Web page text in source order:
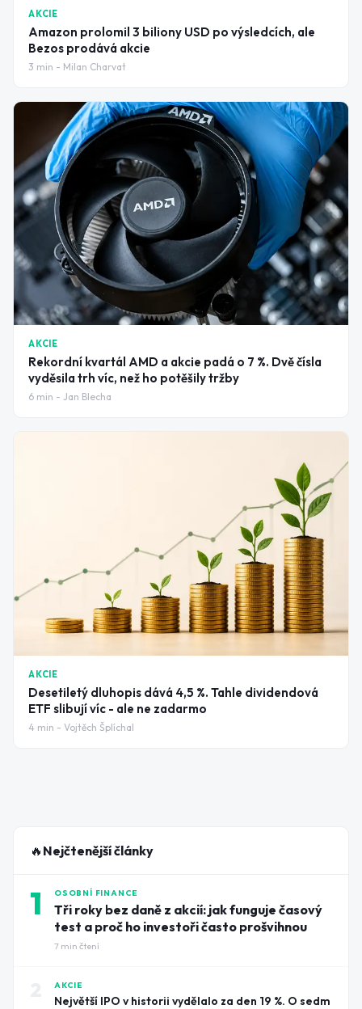
AKCIE
Amazon prolomil 3 biliony USD po výsledcích, ale
Bezos prodává akcie
3 min - Milan Charvat
AKCIE
Rekordní kvartál AMD a akcie padá o 7 %. Dvě čísla
vyděsila trh víc, než ho potěšily tržby
6 min - Jan Blecha
AKCIE
Desetiletý dluhopis dává 4,5 %. Tahle dividendová
ETF slibují víc - ale ne zadarmo
4 min - Vojtěch Šplíchal
🔥 Nejčtenější články
1 OSOBNÍ FINANCE
Tři roky bez daně z akcií: jak funguje časový
test a proč ho investoři často prošvihnou
7 min čtení
AKCIE
Největší IPO v historii vydělalo za den 19 %. O sedm